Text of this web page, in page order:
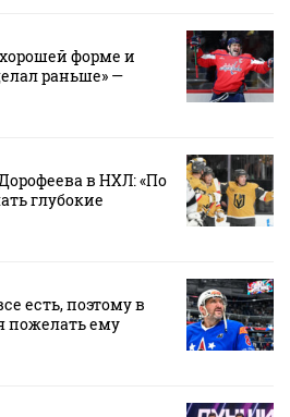
форме и
раньше» —
в НХЛ: «По
глубокие
есть, поэтому в
пожелать ему